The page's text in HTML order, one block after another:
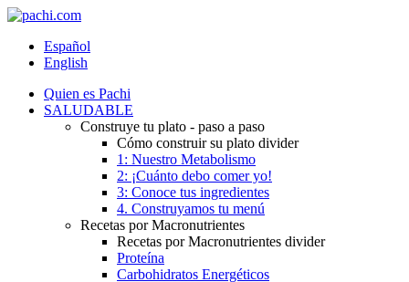
Español
English
Quien es Pachi
SALUDABLE
Construye tu plato - paso a paso
Cómo construir su plato divider
1: Nuestro Metabolismo
2: ¡Cuánto debo comer yo!
3: Conoce tus ingredientes
4. Construyamos tu menú
Recetas por Macronutrientes
Recetas por Macronutrientes divider
Proteína
Carbohidratos Energéticos